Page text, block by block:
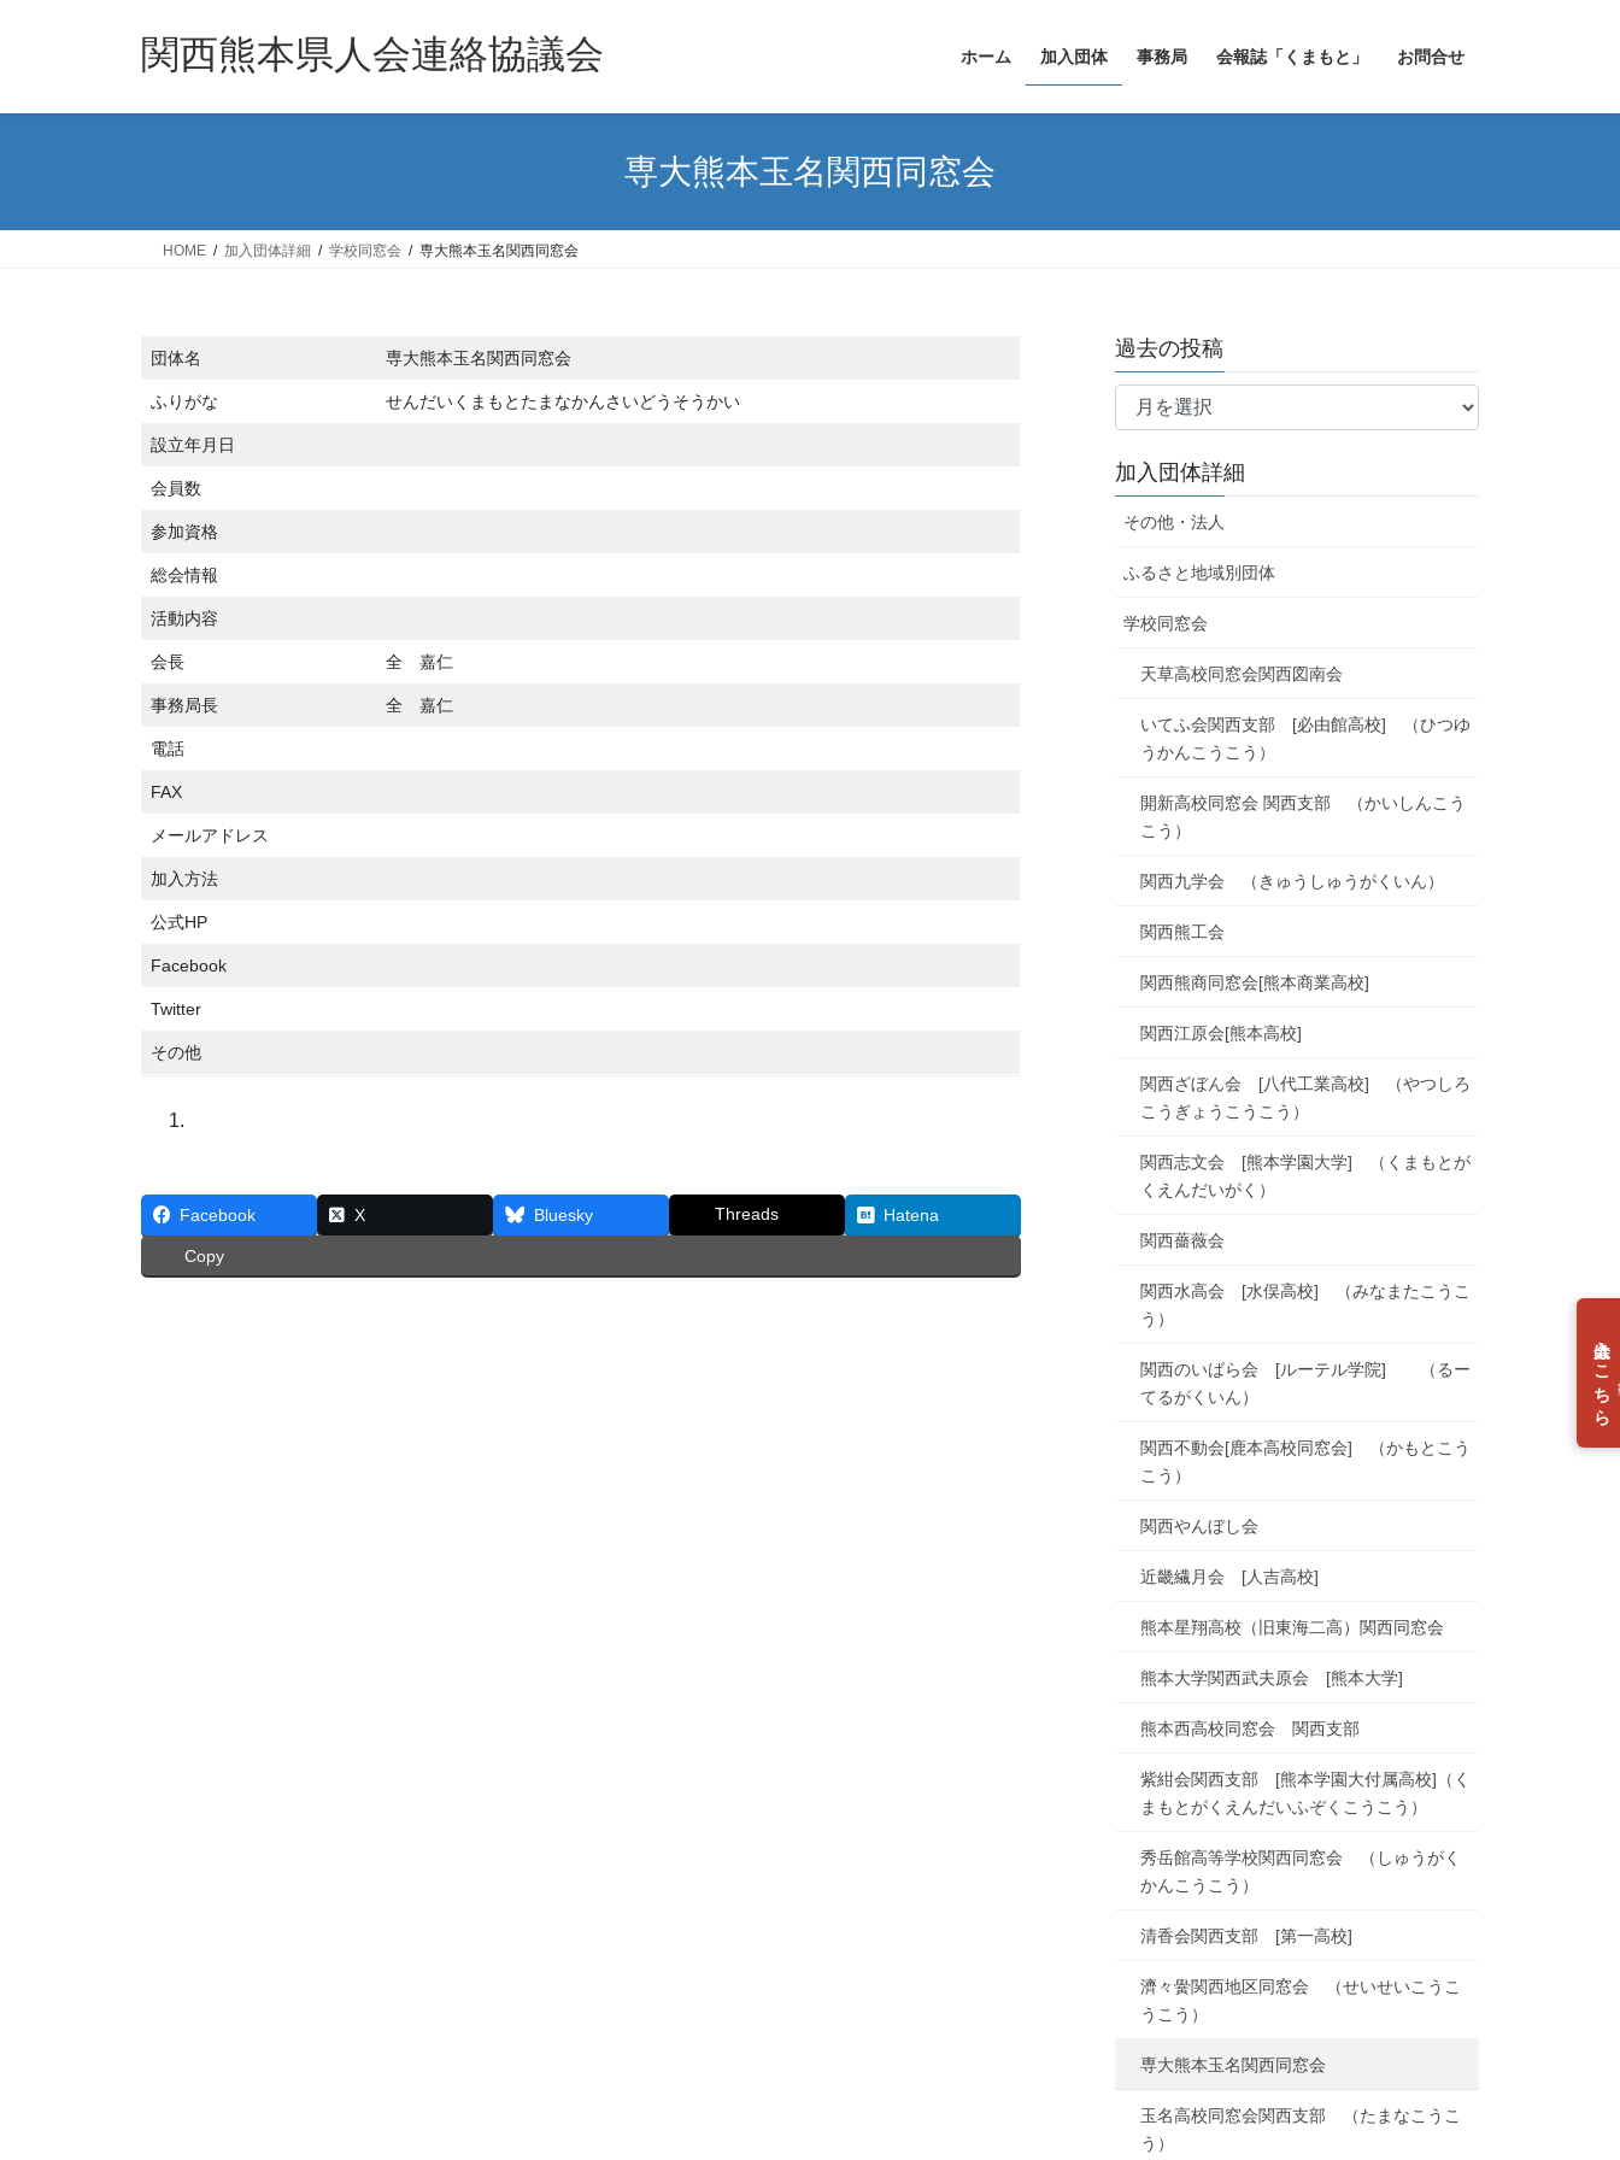
関西熊本県人会連絡協議会 ホーム 加入団体 事務局 会報誌「くまもと」 お問合せ
専大熊本玉名関西同窓会
HOME 加入団体詳細 学校同窓会 専大熊本玉名関西同窓会
団体名 専大熊本玉名関西同窓会
ふりがな せんだいくまもとたまなかんさいどうそうかい
設立年月日
会員数
参加資格
総会情報
活動内容
会長 全 嘉仁
事務局長 全 嘉仁
電話
FAX
メールアドレス
加入方法
公式HP
Facebook
Twitter
その他
Facebook X Bluesky Threads Hatena
Copy
過去の投稿
過
投
稿
加入団体詳細
その他・法人
ふるさと地域別団体
学校同窓会
天草高校同窓会関西図南会
いてふ会関西支部 [必由館高校] （ひつゆ
うかんこうこう）
開新高校同窓会 関西支部 （かいしんこう
こう）
関西九学会 （きゅうしゅうがくいん）
関西熊工会
関西熊商同窓会[熊本商業高校]
関西江原会[熊本高校]
関西ざぼん会 [八代工業高校] （やつしろ
こうぎょうこうこう）
関西志文会 [熊本学園大学] （くまもとが
くえんだいがく）
関西薔薇会
関西水高会 [水俣高校] （みなまたこうこ
う）
関西のいばら会 [ルーテル学院] （るー
てるがくいん）
関西不動会[鹿本高校同窓会] （かもとこう
こう）
関西やんぼし会
近畿繊月会 [人吉高校]
熊本星翔高校（旧東海二高）関西同窓会
熊本大学関西武夫原会 [熊本大学]
熊本西高校同窓会 関西支部
紫紺会関西支部 [熊本学園大付属高校]（く
まもとがくえんだいふぞくこうこう）
秀岳館高等学校関西同窓会 （しゅうがく
かんこうこう）
清香会関西支部 [第一高校]
濟々黌関西地区同窓会 （せいせいこうこ
うこう）
専大熊本玉名関西同窓会
玉名高校同窓会関西支部 （たまなこうこ
う）
入会はこちら